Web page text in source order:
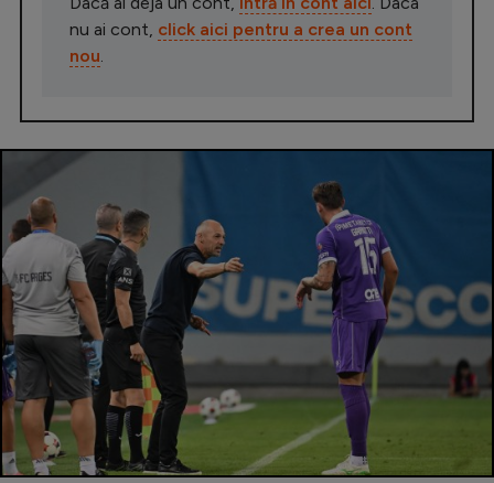
nu ai cont, click aici pentru a crea un cont
nou